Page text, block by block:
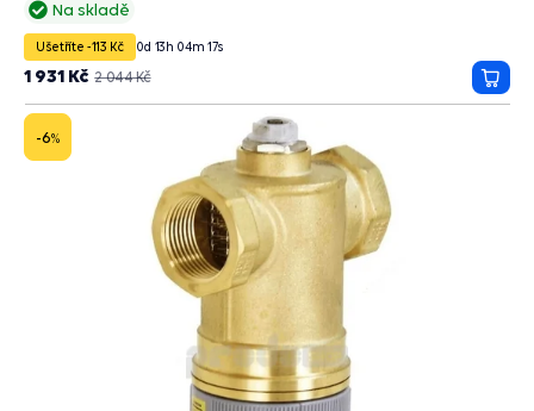
Na skladě
Ušetříte -113 Kč 0d 13h 04m 15s
2 044 Kč
1 931 Kč
do
-6%